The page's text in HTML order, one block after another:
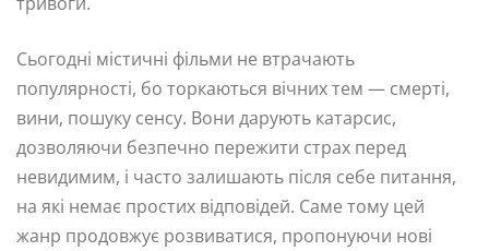
Сьогодні містичні фільми не втрачають
популярності, бо торкаються вічних тем — смерті,
вини, пошуку сенсу. Вони дарують катарсис,
дозволяючи безпечно пережити страх перед
невидимим, і часто залишають після себе питання,
на які немає простих відповідей. Саме тому цей
жанр продовжує розвиватися, пропонуючи нові